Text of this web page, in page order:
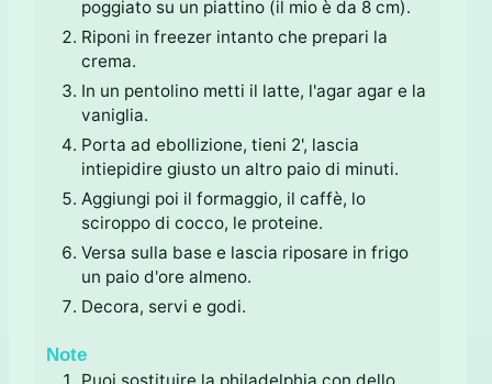
poggiato su un piattino (il mio è da 8 cm).
Riponi in freezer intanto che prepari la
crema.
In un pentolino metti il latte, l'agar agar e la
vaniglia.
Porta ad ebollizione, tieni 2', lascia
intiepidire giusto un altro paio di minuti.
Aggiungi poi il formaggio, il caffè, lo
sciroppo di cocco, le proteine.
Versa sulla base e lascia riposare in frigo
un paio d'ore almeno.
Decora, servi e godi.
Note